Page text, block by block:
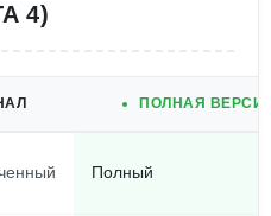
4)
ПОЛНАЯ
Полный